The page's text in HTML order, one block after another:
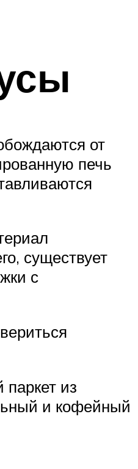
от
печь
существует
с
из
и кофейный